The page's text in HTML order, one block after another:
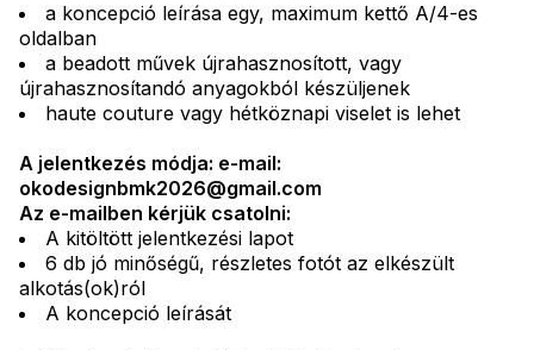
a koncepció leírása egy, maximum kettő A/4-es
oldalban
a beadott művek újrahasznosított, vagy
újrahasznosítandó anyagokból készüljenek
haute couture vagy hétköznapi viselet is lehet
A jelentkezés módja: e-mail:
okodesignbmk2026@gmail.com
Az e-mailben kérjük csatolni:
A kitöltött jelentkezési lapot
6 db jó minőségű, részletes fotót az elkészült
alkotás(ok)ról
A koncepció leírását